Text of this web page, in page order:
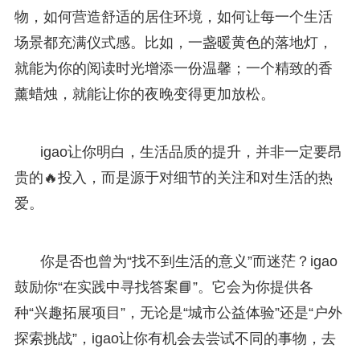
物，如何营造舒适的居住环境，如何让每一个生活
场景都充满仪式感。比如，一盏暖黄色的落地灯，
就能为你的阅读时光增添一份温馨；一个精致的香
薰蜡烛，就能让你的夜晚变得更加放松。
igao让你明白，生活品质的提升，并非一定要昂
贵的🔥投入，而是源于对细节的关注和对生活的热
爱。
你是否也曾为“找不到生活的意义”而迷茫？igao
鼓励你“在实践中寻找答案📘”。它会为你提供各
种“兴趣拓展项目”，无论是“城市公益体验”还是“户外
探索挑战”，igao让你有机会去尝试不同的事物，去